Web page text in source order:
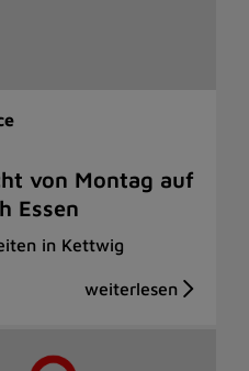
von Montag auf
Essen
in Kettwig